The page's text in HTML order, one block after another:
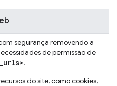
segurança removendo a
de permissão de
_urls>.
do site, como cookies,